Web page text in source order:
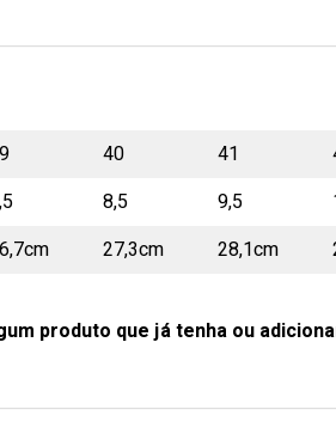
40 41
8,5 9,5
27,3cm 28,1cm
produto que já tenha ou